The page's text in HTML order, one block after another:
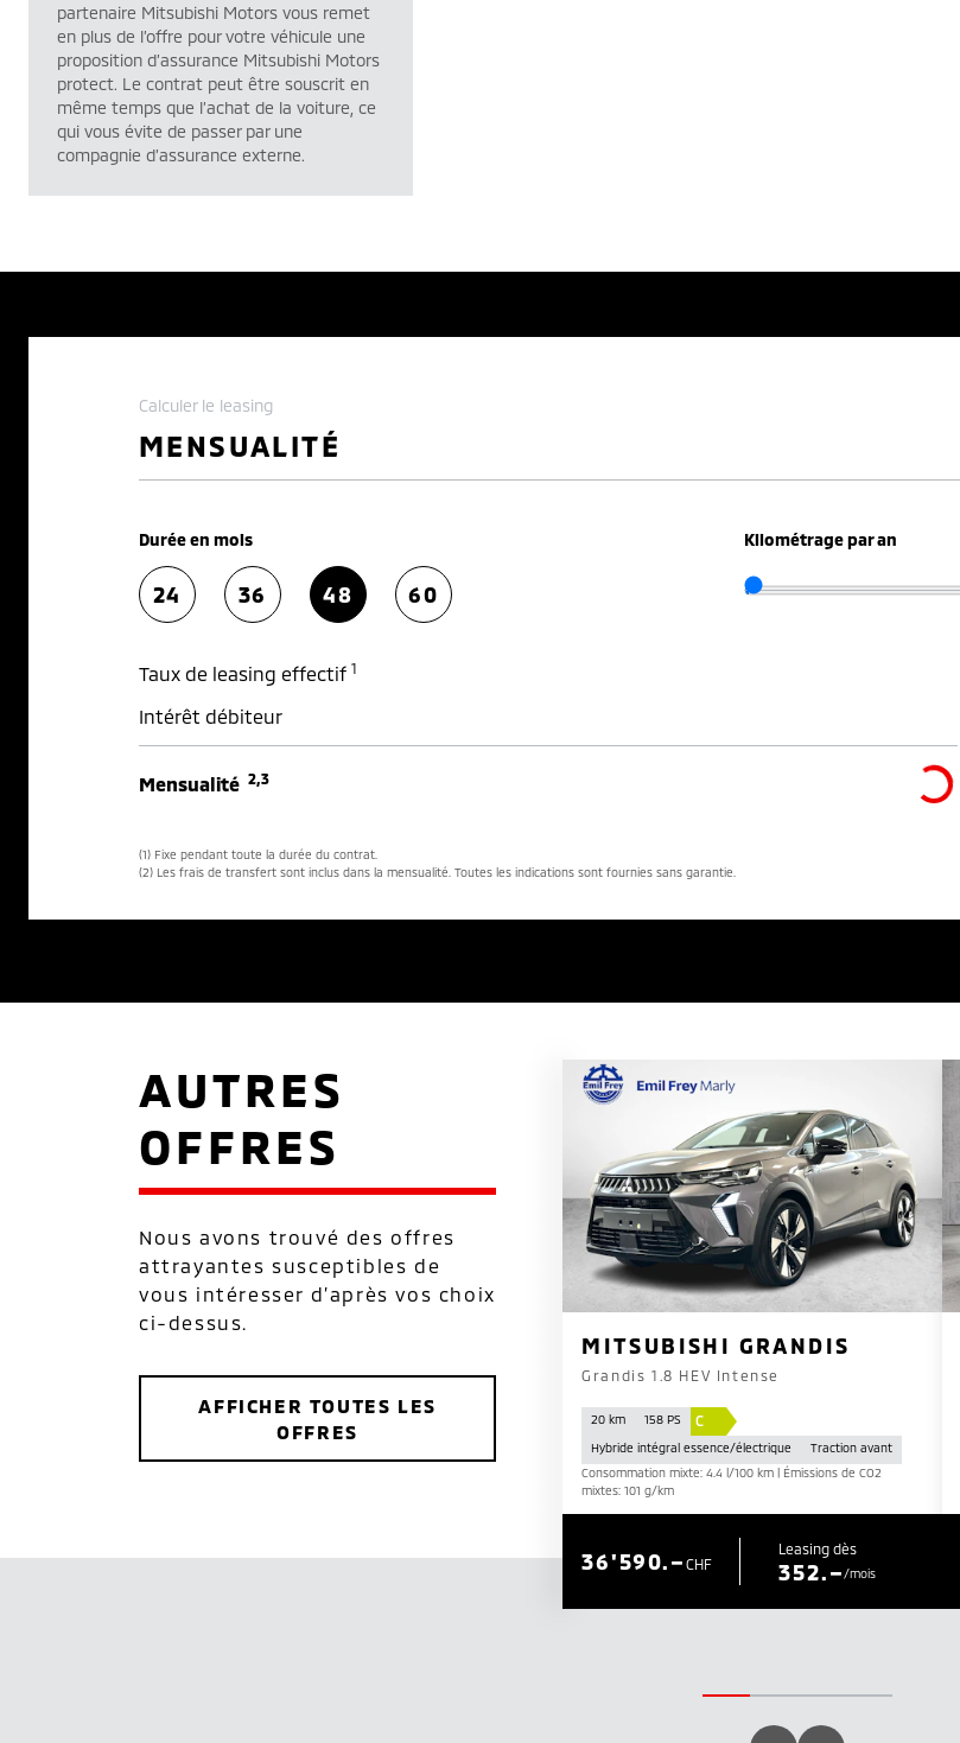
partenaire Mitsubishi Motors vous remet
en plus de l’offre pour votre véhicule une
proposition d’assurance Mitsubishi Motors
protect. Le contrat peut être souscrit en
même temps que l’achat de la voiture, ce
qui vous évite de passer par une
compagnie d’assurance externe.
Calculer le leasing
MENSUALITÉ
Durée en mois
24 36 48 60
Kilométrage par an
Taux de leasing effectif 1
Intérêt débiteur
Mensualité 2,3
(1) Fixe pendant toute la durée du contrat.
(2) Les frais de transfert sont inclus dans la mensualité. Toutes les indications sont fournies sans garantie.
AUTRES
OFFRES
Nous avons trouvé des offres
attrayantes susceptibles de
vous intéresser d’après vos choix
ci-dessus.
AFFICHER TOUTES LES
OFFRES
MITSUBISHI GRANDIS
Grandis 1.8 HEV Intense
20 km 158 PS C
Hybride intégral essence/électrique
Traction avant
Consommation mixte: 4.4 l/100 km | Émissions de CO2
mixtes: 101 g/km
CHF
36'590.– Leasing dès
352.–/mois